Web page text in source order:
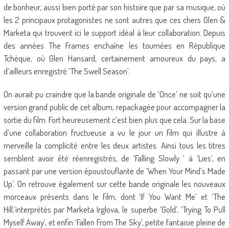
de bonheur, aussi bien porté par son histoire que par sa musique, où
les 2 principaux protagonistes ne sont autres que ces chers Glen &
Marketa qui trouvent ici le support idéal à leur collaboration. Depuis
des années The Frames enchaîne les tournées en République
Tchèque, où Glen Hansard, certainement amoureux du pays, a
d’ailleurs enregistré ‘The Swell Season’.
On aurait pu craindre que la bande originale de ‘Once’ ne soit qu’une
version grand public de cet album, repackagée pour accompagner la
sortie du film. Fort heureusement c’est bien plus que cela. Sur la base
d’une collaboration fructueuse a vu le jour un film qui illustre à
merveille la complicité entre les deux artistes. Ainsi tous les titres
semblent avoir été réenregistrés, de ‘Falling Slowly ‘ à ‘Lies’, en
passant par une version époustouflante de ‘When Your Mind’s Made
Up’. On retrouve également sur cette bande originale les nouveaux
morceaux présents dans le film, dont ‘If You Want Me’ et ‘The
Hill,’interprétés par Marketa Irglova, le superbe ‘Gold’, ‘Trying To Pull
Myself Away’, et enfin ‘Fallen From The Sky’, petite fantaisie pleine de